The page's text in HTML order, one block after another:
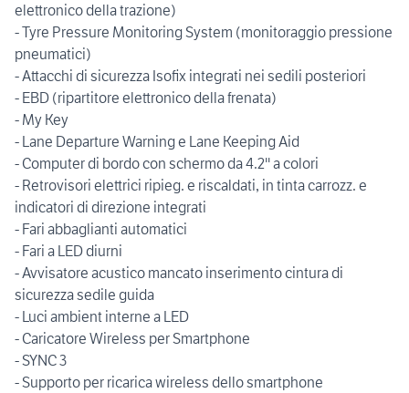
elettronico della trazione)
- Tyre Pressure Monitoring System (monitoraggio pressione
pneumatici)
- Attacchi di sicurezza Isofix integrati nei sedili posteriori
- EBD (ripartitore elettronico della frenata)
- My Key
- Lane Departure Warning e Lane Keeping Aid
- Computer di bordo con schermo da 4.2'' a colori
- Retrovisori elettrici ripieg. e riscaldati, in tinta carrozz. e
indicatori di direzione integrati
- Fari abbaglianti automatici
- Fari a LED diurni
- Avvisatore acustico mancato inserimento cintura di
sicurezza sedile guida
- Luci ambient interne a LED
- Caricatore Wireless per Smartphone
- SYNC 3
- Supporto per ricarica wireless dello smartphone